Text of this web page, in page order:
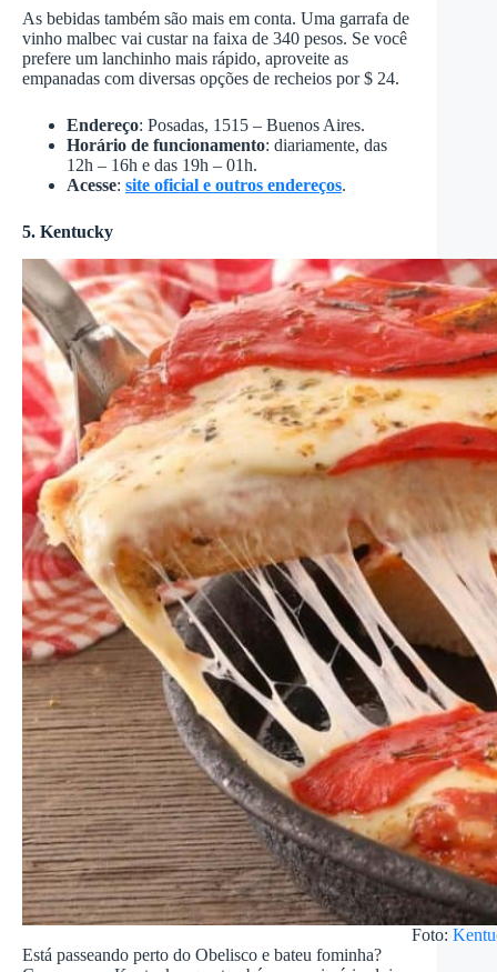
As bebidas também são mais em conta. Uma garrafa de
vinho malbec vai custar na faixa de 340 pesos. Se você
prefere um lanchinho mais rápido, aproveite as
empanadas com diversas opções de recheios por $ 24.
Endereço: Posadas, 1515 – Buenos Aires.
Horário de funcionamento: diariamente, das
12h – 16h e das 19h – 01h.
Acesse: site oficial e outros endereços.
5. Kentucky
Foto:
Está passeando perto do Obelisco e bateu fominha?